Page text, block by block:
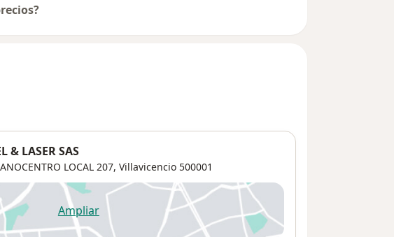
& LASER SAS
LOCAL 207, Villavicencio 500001
Ampliarse abre en una nueva pestaña